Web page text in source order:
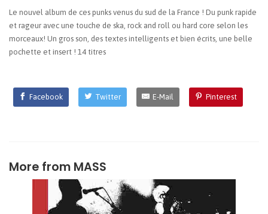
Le nouvel album de ces punks venus du sud de la France ! Du punk rapide
et rageur avec une touche de ska, rock and roll ou hard core selon les
morceaux! Un gros son, des textes intelligents et bien écrits, une belle
pochette et insert ! 14 titres
Facebook Twitter E-Mail Pinterest
More from MASS